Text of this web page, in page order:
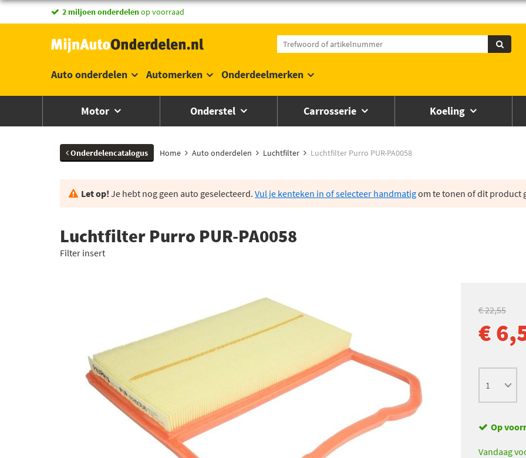
2 miljoen onderdelenop voorraad
Auto onderdelen Automerken Onderdeelmerken
Motor Onderstel Carrosserie Koeling
Onderdelencatalogus Home Auto onderdelen Luchtfilter Luchtfilter Purro PUR-PA0058
Let op! Je hebt nog geen auto geselecteerd. Vul je kenteken in of selecteer handmatigom te tonen of dit product
Luchtfilter Purro PUR-PA0058
Filter insert
€ 22,55
€
Op
Vandaag